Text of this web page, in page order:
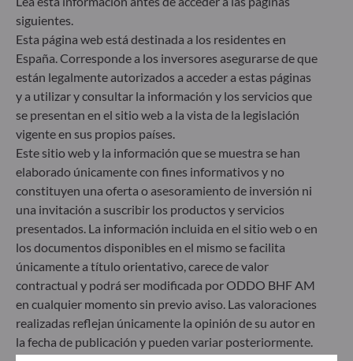
ODDO BHF Asset Management SAS*
12 boulevard de la Madeleine
75440 Paris Cedex 09
Francia
+33 1 44 51 80 28
Sociedad Gestora de Carteras autorizada por la Autorité
des Marchés Financiers (AMF) con el n.º GP 99011
* Entidad responsable del sitio web
ODDO BHF Asset Management GmbH
Herzogstraße 15
40217 Düsseldorf
Alemania
siguientes.
Esta página web está destinada a los residentes en
España. Corresponde a los inversores asegurarse de que
están legalmente autorizados a acceder a estas páginas
y a utilizar y consultar la información y los servicios que
se presentan en el sitio web a la vista de la legislación
vigente en sus propios países.
Este sitio web y la información que se muestra se han
elaborado únicamente con fines informativos y no
constituyen una oferta o asesoramiento de inversión ni
una invitación a suscribir los productos y servicios
presentados. La información incluida en el sitio web o en
los documentos disponibles en el mismo se facilita
únicamente a título orientativo, carece de valor
contractual y podrá ser modificada por ODDO BHF AM
en cualquier momento sin previo aviso. Las valoraciones
realizadas reflejan únicamente la opinión de su autor en
la fecha de publicación y pueden variar posteriormente.